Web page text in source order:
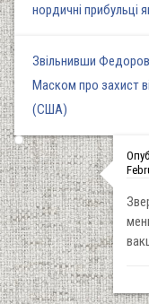
нордичні прибульці
Звільнивши
Маском про захист
(США)